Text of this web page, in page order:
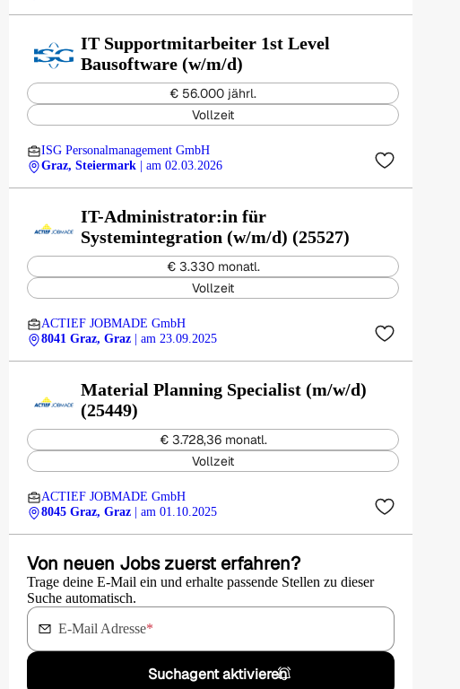
IT Supportmitarbeiter 1st Level
Bausoftware (w/m/d)
€ 56.000 jährl.
Vollzeit
ISG Personalmanagement GmbH
Graz, Steiermark
| am 02.03.2026
IT-Administrator:in für
Systemintegration (w/m/d) (25527)
€ 3.330 monatl.
Vollzeit
ACTIEF JOBMADE GmbH
8041 Graz, Graz
| am 23.09.2025
Material Planning Specialist (m/w/d)
(25449)
€ 3.728,36 monatl.
Vollzeit
ACTIEF JOBMADE GmbH
8045 Graz, Graz
| am 01.10.2025
Von neuen Jobs zuerst erfahren?
Trage deine E-Mail ein und erhalte passende Stellen zu dieser
Suche automatisch.
E-Mail Adresse*
Suchagent aktivieren